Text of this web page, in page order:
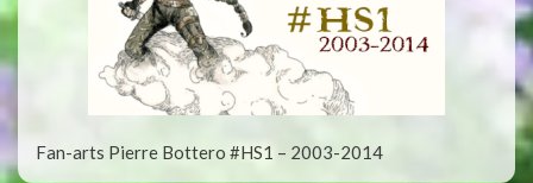
Fan-arts Pierre Bottero #HS1 – 2003-2014